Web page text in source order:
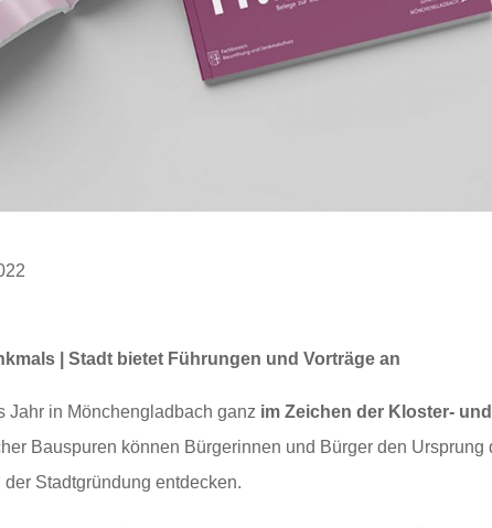
| Stadt bietet Führungen und Vorträge an
Jahr in Mönchengladbach ganz im Zeichen der Kloster- und
Bauspuren können Bürgerinnen und Bürger den Ursprung
Stadtgründung entdecken.